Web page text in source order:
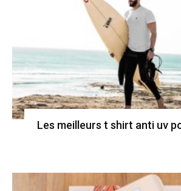
Les meilleurs t shirt anti uv